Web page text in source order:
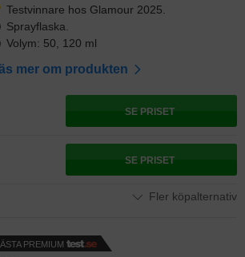
Testvinnare hos Glamour 2025.
Sprayflaska.
Volym: 50, 120 ml
mer om produkten
SE PRISET
SE PRISET
Fler köpalternativ
PREMIUM